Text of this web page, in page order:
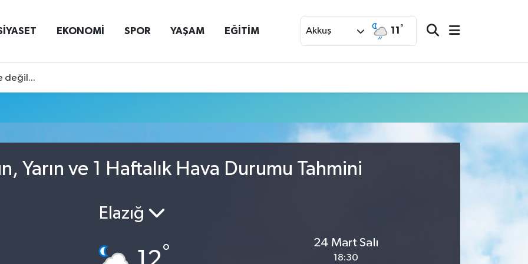
EKONOMİ SPOR YAŞAM EĞİTİM Akkuş 11 °
değil...
Yarın ve 1 Haftalık Hava Durumu Tahmini
Elazığ
°
24 Mart Salı
18:30